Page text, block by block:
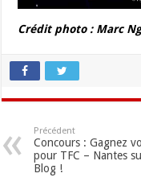
Crédit photo : Marc
Précédent
Concours : Gagnez
pour TFC – Nantes
Blog !